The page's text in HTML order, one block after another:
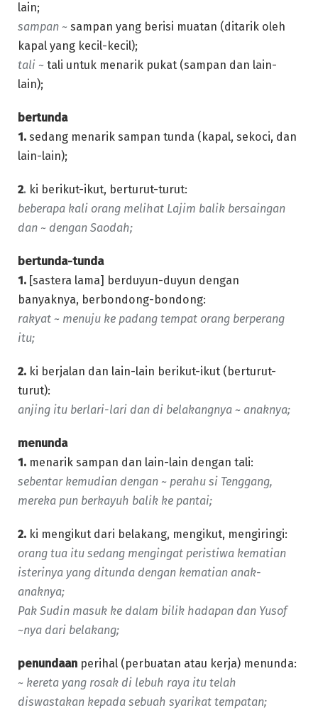
lain;
sampan ~ sampan yang berisi muatan (ditarik oleh
kapal yang kecil-kecil);
tali ~ tali untuk menarik pukat (sampan dan lain-
lain);
bertunda
1. sedang menarik sampan tunda (kapal, sekoci, dan
lain-lain);
2. ki berikut-ikut, berturut-turut:
beberapa kali orang melihat Lajim balik bersaingan
dan ~ dengan Saodah;
bertunda-tunda
1. [sastera lama] berduyun-duyun dengan
banyaknya, berbondong-bondong:
rakyat ~ menuju ke padang tempat orang berperang
itu;
2. ki berjalan dan lain-lain berikut-ikut (berturut-
turut):
anjing itu berlari-lari dan di belakangnya ~ anaknya;
menunda
1. menarik sampan dan lain-lain dengan tali:
sebentar kemudian dengan ~ perahu si Tenggang,
mereka pun berkayuh balik ke pantai;
2. ki mengikut dari belakang, mengikut, mengiringi:
orang tua itu sedang mengingat peristiwa kematian
isterinya yang ditunda dengan kematian anak-
anaknya;
Pak Sudin masuk ke dalam bilik hadapan dan Yusof
~nya dari belakang;
penundaan perihal (perbuatan atau kerja) menunda:
~ kereta yang rosak di lebuh raya itu telah
diswastakan kepada sebuah syarikat tempatan;